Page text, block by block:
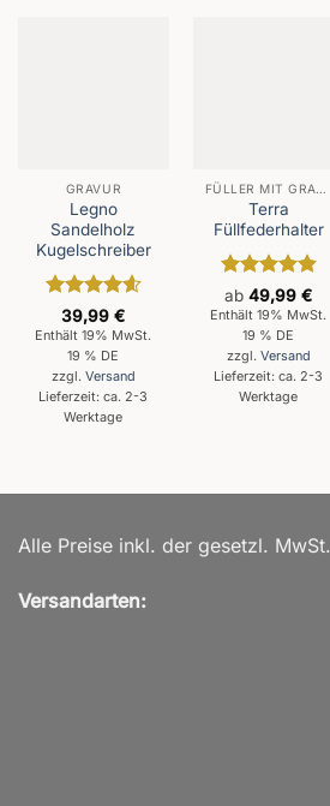
GRAVUR
Legno
Sandelholz
Kugelschreiber
Bewertet
mit4.63
von 5
39,99€
Enthält 19% MwSt.
19 % DE
zzgl. Versand
Lieferzeit: ca. 2-3
Werktage
FÜLLER MIT GRAVUR
Terra
Füllfederhalter
Bewertet
mit4.93
von 5
ab49,99€
Enthält 19% MwSt.
19 % DE
zzgl. Versand
Lieferzeit: ca. 2-3
Werktage
Alle Preise inkl. der gesetzl. MwSt.
Versandarten: